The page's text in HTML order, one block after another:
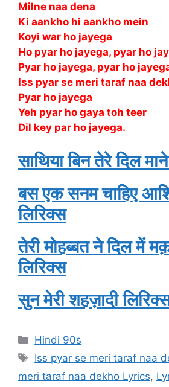
Milne naa dena
Ki aankho hi aankho mein
Koyi war ho jayega
Ho pyar ho jayega, pyar ho
Pyar ho jayega, pyar ho
Iss pyar se meri taraf naa
Pyar ho jayega
Yeh pyar ho gaya toh teer
Dil key par ho jayega.
साथिया बिन तेरे दिल
बस एक सनम चाहिए
लिरिक्स
तेरी मोहब्बत ने दिल में
लिरिक्स
सुन मेरी शहज़ादी
Categories
Hindi 90s
Tags
Iss pyar se meri taraf naa
meri taraf naa dekho Lyrics,